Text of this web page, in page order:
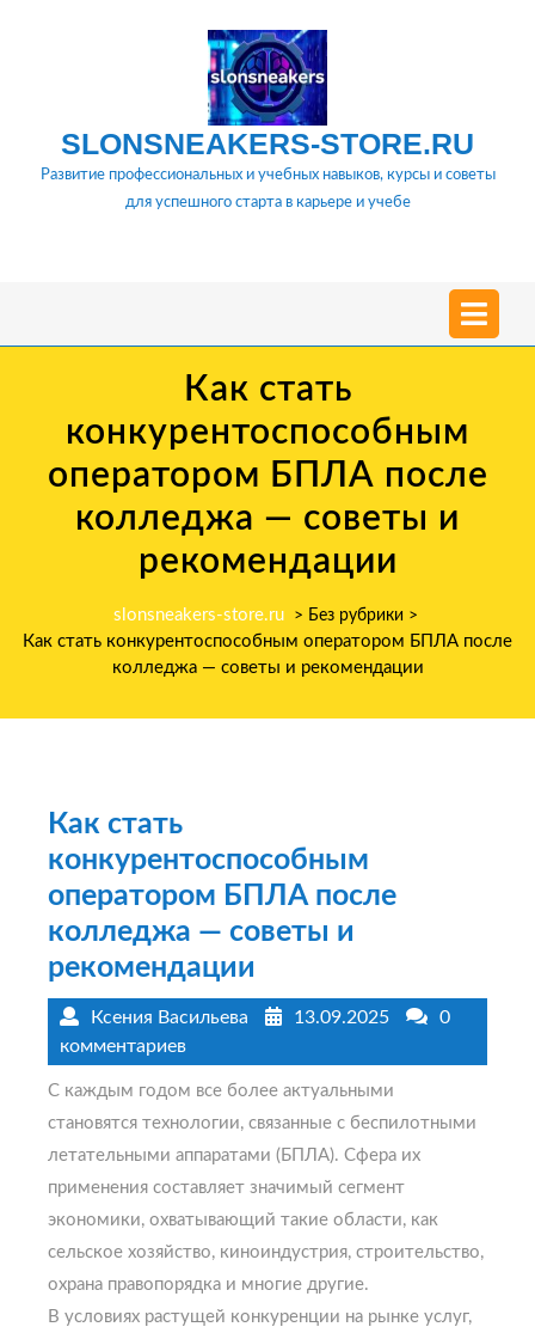
SLONSNEAKERS-STORE.RU
Развитие профессиональных и учебных навыков, курсы и советы
для успешного старта в карьере и учебе
Как стать
конкурентоспособным
оператором БПЛА после
колледжа — советы и
рекомендации
slonsneakers-store.ru> Без рубрики >
Как стать конкурентоспособным оператором БПЛА после
колледжа — советы и рекомендации
Как стать
конкурентоспособным
оператором БПЛА после
колледжа — советы и
рекомендации
Ксения Васильева 13.09.2025
0
комментариев
С каждым годом все более актуальными
становятся технологии, связанные с беспилотными
летательными аппаратами (БПЛА). Сфера их
применения составляет значимый сегмент
экономики, охватывающий такие области, как
сельское хозяйство, киноиндустрия, строительство,
охрана правопорядка и многие другие.
В условиях растущей конкуренции на рынке услуг,